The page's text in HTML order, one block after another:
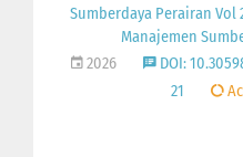
Sumberdaya Perairan Vol
Manajemen
2026
DOI:
21